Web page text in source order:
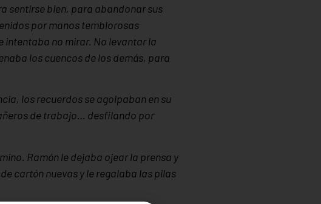
sentirse bien, para abandonar sus
por manos temblorosas
intentaba no mirar. No levantar la
los cuencos de los demás, para
los recuerdos se agolpaban en su
de trabajo… desfilando por
Ramón le dejaba ojear la prensa y
cartón nuevas y le regalaba las pilas